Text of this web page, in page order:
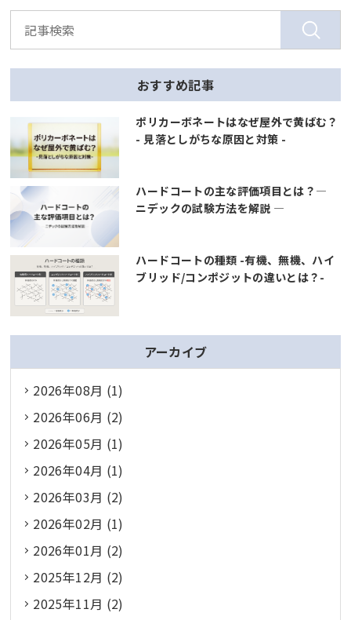
おすすめ記事
ポリカーボネートはなぜ屋外で黄ばむ？
- 見落としがちな原因と対策 -
ハードコートの主な評価項目とは？―
ニデックの試験方法を解説 ―
ハードコートの種類 -有機、無機、ハイ
ブリッド/コンポジットの違いとは？-
アーカイブ
2026年08月 (1)
2026年06月 (2)
2026年05月 (1)
2026年04月 (1)
2026年03月 (2)
2026年02月 (1)
2026年01月 (2)
2025年12月 (2)
2025年11月 (2)